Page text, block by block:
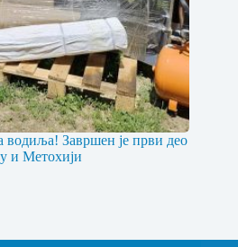
водиља! Завршен је први део
и Метохији